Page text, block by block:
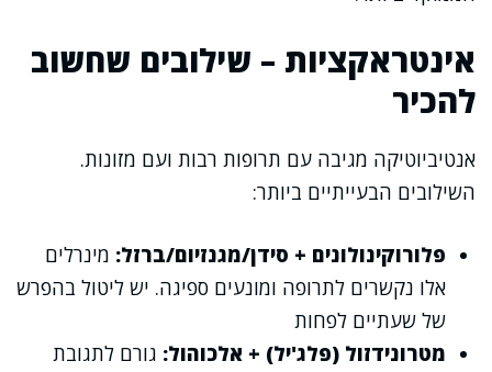
אינטראקציות – שילובים שחשוב
להכיר
אנטיביוטיקה מגיבה עם תרופות רבות ועם מזונות.
השילובים הבעייתיים ביותר:
פלורוקינולונים + סידן/מגנזיום/ברזל: מינרלים
אלו נקשרים לתרופה ומונעים ספיגה. יש ליטול בהפרש
של שעתיים לפחות
מטרונידזול (פלג'יל) + אלכוהול: גורם לתגובת